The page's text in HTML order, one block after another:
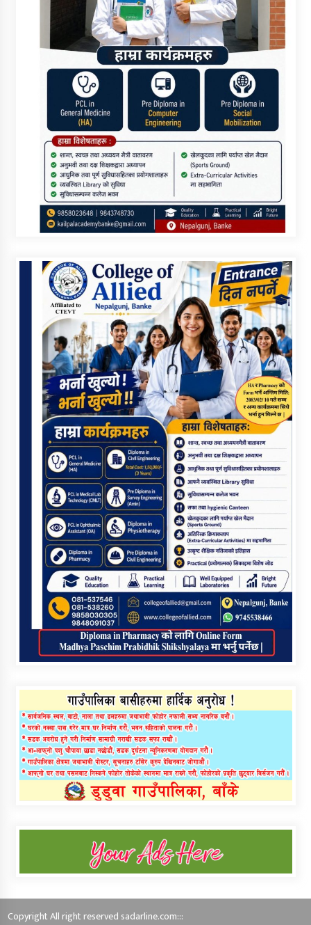
Copyright All right reserved sadarline.com:::